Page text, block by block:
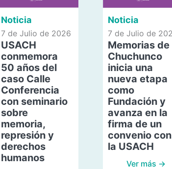
Noticia
7 de Julio de 2026
USACH
conmemora
50 años del
caso Calle
Conferencia
con seminario
sobre
memoria,
represión y
derechos
humanos
Noticia
7 de Julio de
Memorias de
Chuchunco
inicia una
nueva etapa
como
Fundación y
avanza en la
firma de un
convenio con
la USACH
Ver más →